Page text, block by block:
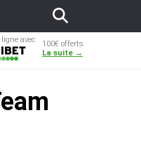
avec
100€ offerts
La suite →